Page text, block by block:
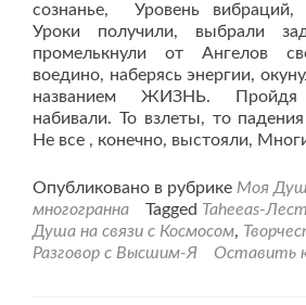
сознанье, Уровень вибраций,
Уроки получили, выбрали
промелькнули от Ангелов
воедино, наберясь энергии,
названием ЖИЗНЬ.
набивали. То взлеты, то
Не все , конечно, выстояли,
Опубликовано в рубрике Моя
многогранна
Tagged Taheeas-
Душа на связи с Космосом,
Разговор с Высшим-Я
Оставить